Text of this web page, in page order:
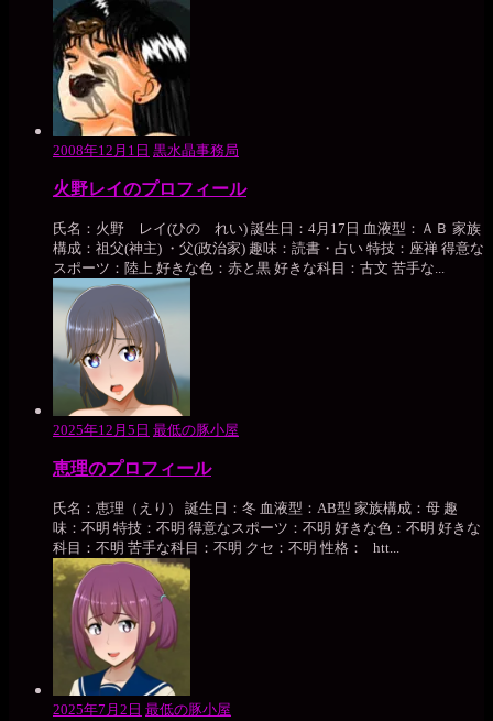
2008年12月1日 黒水晶事務局
火野レイのプロフィール
氏名：火野 レイ(ひの れい) 誕生日：4月17日 血液型：ＡＢ 家族
構成：祖父(神主) ・父(政治家) 趣味：読書・占い 特技：座禅 得意な
スポーツ：陸上 好きな色：赤と黒 好きな科目：古文 苦手な...
2025年12月5日 最低の豚小屋
恵理のプロフィール
氏名：恵理（えり） 誕生日：冬 血液型：AB型 家族構成：母 趣
味：不明 特技：不明 得意なスポーツ：不明 好きな色：不明 好きな
科目：不明 苦手な科目：不明 クセ：不明 性格： htt...
2025年7月2日 最低の豚小屋